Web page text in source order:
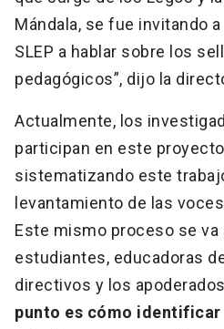
Mándala, se fue invitando
SLEP a hablar sobre los
pedagógicos”, dijo la
Actualmente, los
participan en este
sistematizando este
levantamiento de las
Este mismo proceso se va
estudiantes, educadoras
directivos y los
punto es cómo